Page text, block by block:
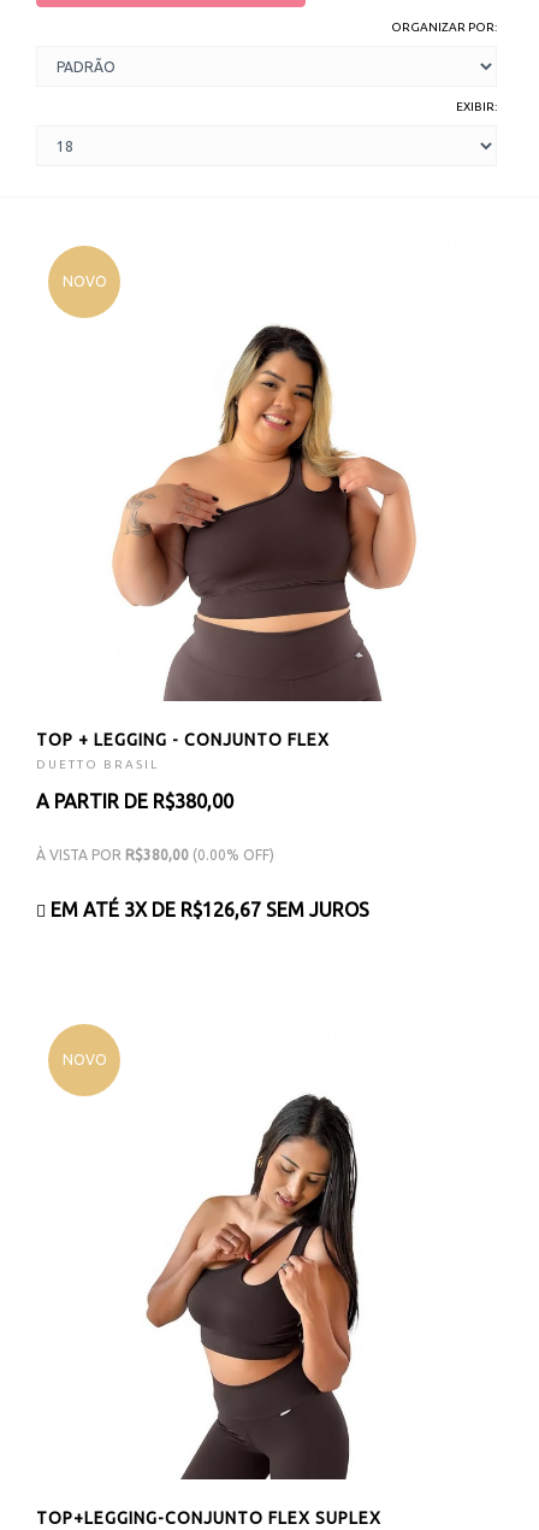
ORGANIZAR POR:
EXIBIR:
NOVO
TOP + LEGGING - CONJUNTO FLEX
DUETTO BRASIL
A PARTIR DE R$380,00
À VISTA POR R$380,00 (0.00% OFF)
EM ATÉ 3X DE R$126,67 SEM JUROS
NOVO
TOP+LEGGING-CONJUNTO FLEX SUPLEX